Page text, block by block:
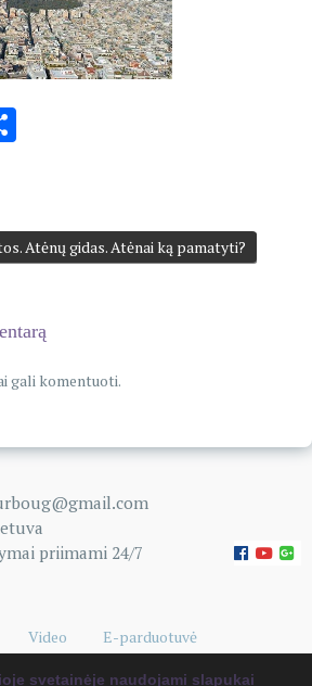
Atėnų gidas. Atėnai ką pamatyti?
gali komentuoti.
priimami 24/7
Video
E-parduotuvė
patarimai
0 items €0.00
svetainėje naudojami slapukai